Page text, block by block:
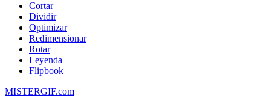
Cortar
Dividir
Optimizar
Redimensionar
Rotar
Leyenda
Flipbook
MISTERGIF.com